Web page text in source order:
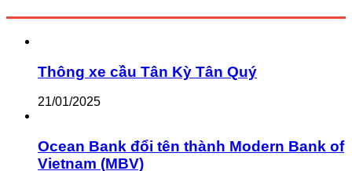
Thông xe cầu Tân Kỳ Tân Quý
21/01/2025
Ocean Bank đổi tên thành Modern Bank of
Vietnam (MBV)